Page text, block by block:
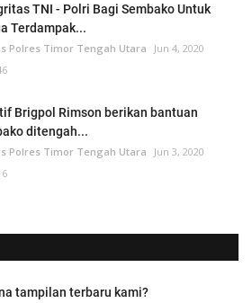
TNI - Polri Bagi Sembako Untuk
Terdampak...
Polres Timor Tengah Utara
Jun 4, 2020
Brigpol Rimson berikan bantuan
ditengah...
Polres Timor Tengah Utara
Jun 3, 2020
tampilan terbaru kami?